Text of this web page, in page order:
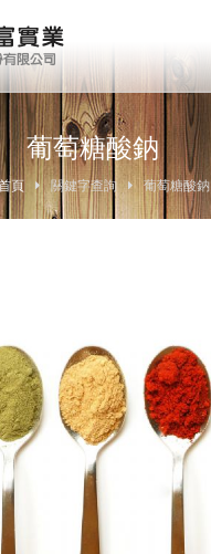
葡萄糖酸鈉
頁 關鍵字查詢 葡萄糖酸鈉